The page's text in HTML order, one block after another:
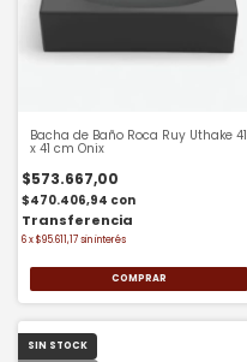
Bacha de Baño Roca Ruy Uthake 41
x 41 cm Onix
$573.667,00
$470.406,94 con
6x$95.611,17sin interés
SIN STOCK